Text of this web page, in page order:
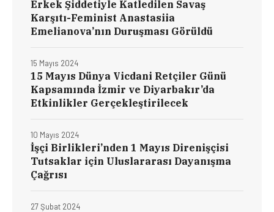
Erkek Şiddetiyle Katledilen Savaş
Karşıtı-Feminist Anastasiia
Emelianova’nın Duruşması Görüldü
15 Mayıs Dünya Vicdani Retçiler Günü
Kapsamında İzmir ve Diyarbakır’da
Etkinlikler Gerçekleştirilecek
15 Mayıs 2024
İşçi Birlikleri’nden 1 Mayıs Direnişçisi
Tutsaklar için Uluslararası Dayanışma
Çağrısı
10 Mayıs 2024
27 Şubat 2024